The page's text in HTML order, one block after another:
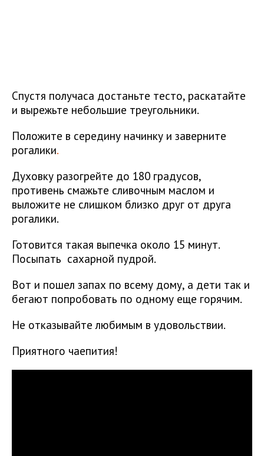
Спустя получаса достаньте тесто, раскатайте
и вырежьте небольшие треугольники.
Положите в середину начинку и заверните
рогалики.
Духовку разогрейте до 180 градусов,
противень смажьте сливочным маслом и
выложите не слишком близко друг от друга
рогалики.
Готовится такая выпечка около 15 минут.
Посыпать сахарной пудрой.
Вот и пошел запах по всему дому, а дети так и
бегают попробовать по одному еще горячим.
Не отказывайте любимым в удовольствии.
Приятного чаепития!